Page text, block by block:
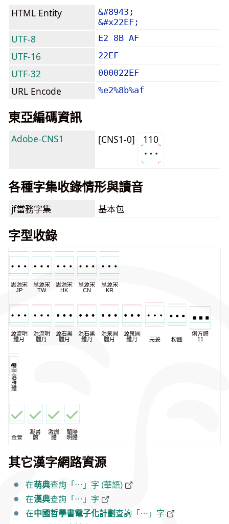
HTML Entity
&#8943;
&#x22EF;
UTF-8 E2 8B AF
UTF-16 22EF
UTF-32 000022EF
URL Encode %e2%8b%af
東亞編碼資訊
Adobe-CNS1 [CNS1-0] 110
各種字集收錄情形與讀音
jf當務字集 基本包
字型收錄
思源宋
JP
思源宋
TW
思源宋
HK
思源宋
CN
思源宋
KR
源流明
體月
源流明
體丹
源石黑
體月
源石黑
體丹
源泉圓
體月
源泉圓
體丹
芫荽 粉圓
俐方體
11
辰
宇
落
雁
體
金萱
凝書
體
激燃
體
蘭陽
明體
其它漢字網路資源
在萌典查詢「⋯」字 (華語)
在漢典查詢「⋯」字
在中國哲學書電子化計劃查詢「⋯」字